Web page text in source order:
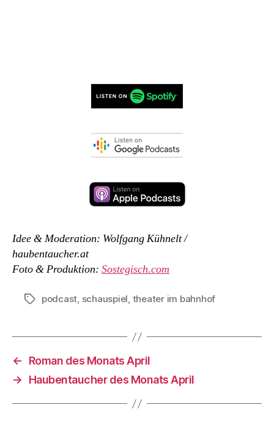
Idee & Moderation: Wolfgang Kühnelt /
haubentaucher.at
Foto & Produktion: Sostegisch.com
Schlagwörter
podcast, schauspiel, theater im bahnhof
←
Roman des Monats April
→
Haubentaucher des Monats April